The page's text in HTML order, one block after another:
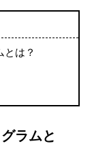
とは？
ラムと